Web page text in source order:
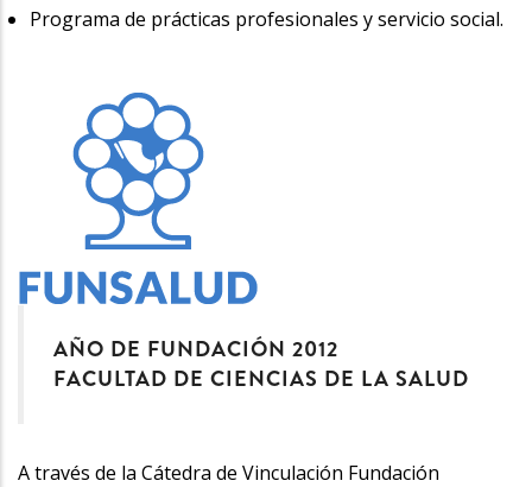
Programa de prácticas profesionales y servicio social.
AÑO DE FUNDACIÓN 2012
FACULTAD DE CIENCIAS DE LA SALUD
A través de la Cátedra de Vinculación Fundación